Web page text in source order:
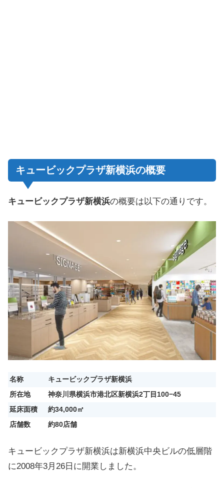
キュービックプラザ新横浜の概要
キュービックプラザ新横浜の概要は以下の通りです。
名称
キュービックプラザ新横浜
所在地
神奈川県横浜市港北区新横浜2丁目100−45
延床面積
約34,000㎡
店舗数
約80店舗
キュービックプラザ新横浜は新横浜中央ビルの低層階
に2008年3月26日に開業しました。